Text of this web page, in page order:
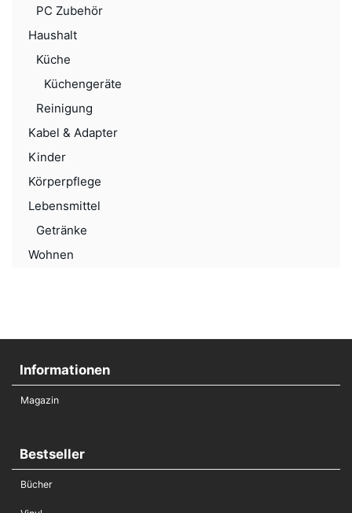
PC Zubehör
Haushalt
Küche
Küchengeräte
Reinigung
Kabel & Adapter
Kinder
Körperpflege
Lebensmittel
Getränke
Wohnen
Informationen
Magazin
Bestseller
Bücher